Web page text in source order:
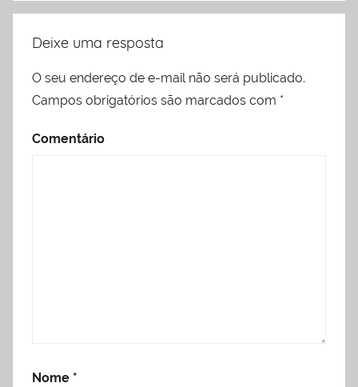
Deixe uma resposta
O seu endereço de e-mail não será publicado.
Campos obrigatórios são marcados com *
Comentário
Nome *